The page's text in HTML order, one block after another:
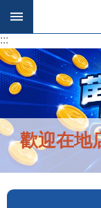
跳到主要內容區塊
:::
:::
歡迎在地